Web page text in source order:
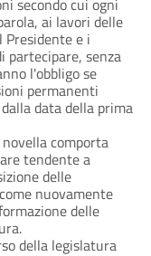
ai lavori delle
Presidente e i
partecipare, senza
l'obbligo se
permanenti
data della prima
comporta
tendente a
delle
nuovamente
delle
della legislatura